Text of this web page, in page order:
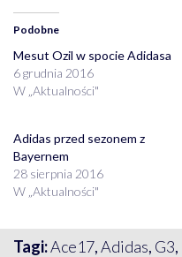
Podobne
Mesut Ozil w spocie Adidasa
6 grudnia 2016
W „Aktualności"
Adidas przed sezonem z
Bayernem
28 sierpnia 2016
W „Aktualności"
Tagi:Ace17,Adidas, G3,